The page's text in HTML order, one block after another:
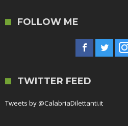
FOLLOW ME
TWITTER FEED
Tweets by @CalabriaDilettanti.it